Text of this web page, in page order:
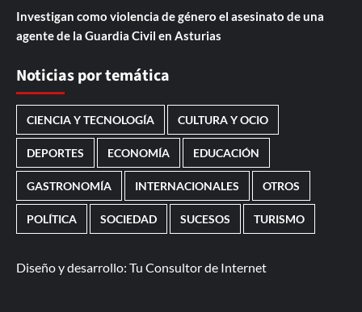
Investigan como violencia de género el asesinato de una
agente de la Guardia Civil en Asturias
Noticias por temática
CIENCIA Y TECNOLOGÍA CULTURA Y OCIO
DEPORTES ECONOMÍA EDUCACIÓN
GASTRONOMÍA INTERNACIONALES OTROS
POLÍTICA SOCIEDAD SUCESOS TURISMO
Diseño y desarrollo: Tu Consultor de Internet